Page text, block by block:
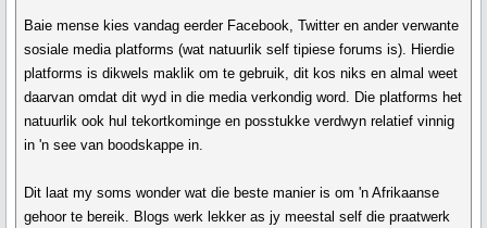
Baie mense kies vandag eerder Facebook, Twitter en ander verwante
sosiale media platforms (wat natuurlik self tipiese forums is). Hierdie
platforms is dikwels maklik om te gebruik, dit kos niks en almal weet
daarvan omdat dit wyd in die media verkondig word. Die platforms het
natuurlik ook hul tekortkominge en posstukke verdwyn relatief vinnig
in 'n see van boodskappe in.
Dit laat my soms wonder wat die beste manier is om 'n Afrikaanse
gehoor te bereik. Blogs werk lekker as jy meestal self die praatwerk